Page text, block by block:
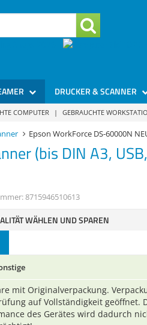
DRUCKER & SCANNER
COMPUTER | GEBRAUCHTE
Epson WorkForce DS-60000N
(bis DIN A3,
8715946510613
WÄHLEN UND SPAREN
mit Originalverpackung.
auf Vollständigkeit geöffnet.
des Gerätes wird dadurch